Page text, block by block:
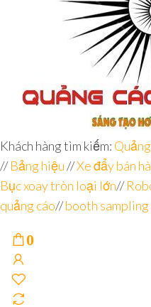
Đơn vị
chuyên
sâu – 8
năm
kinh
nghiệm
Góc
Nhìn
Agency –
nhà sản
xuất
POSM,
Quầy
Sampling,
Booth
trưng
bày, tủ
trưng
bày… tại
Tp.Hồ
Khách hàng tìm kiếm:
//Bảng hiệu//Xe đẩy bán
Bục xoay tròn loại lớn//
quảng cáo//booth sampling
0